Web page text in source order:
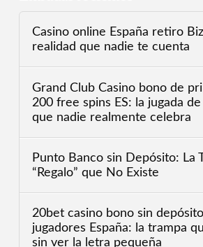
Casino online España retiro
realidad que nadie te cuenta
Grand Club Casino bono de
200 free spins ES: la jugada
que nadie realmente celebra
Punto Banco sin Depósito: La
“Regalo” que No Existe
20bet casino bono sin
jugadores España: la trampa
sin ver la letra pequeña